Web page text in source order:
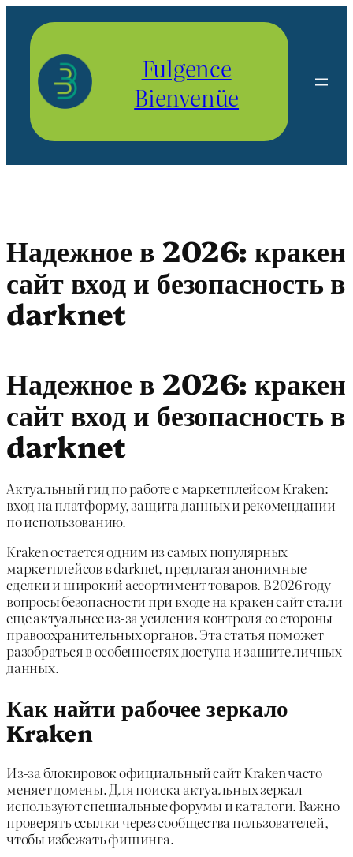
contenu
Fulgence
Bienvenüe
Надежное в 2026: кракен
сайт вход и безопасность в
darknet
Надежное в 2026: кракен
сайт вход и безопасность в
darknet
Актуальный гид по работе с маркетплейсом Kraken:
вход на платформу, защита данных и рекомендации
по использованию.
Kraken остается одним из самых популярных
маркетплейсов в darknet, предлагая анонимные
сделки и широкий ассортимент товаров. В 2026 году
вопросы безопасности при входе на кракен сайт стали
еще актуальнее из-за усиления контроля со стороны
правоохранительных органов. Эта статья поможет
разобраться в особенностях доступа и защите личных
данных.
Как найти рабочее зеркало
Kraken
Из-за блокировок официальный сайт Kraken часто
меняет домены. Для поиска актуальных зеркал
используют специальные форумы и каталоги. Важно
проверять ссылки через сообщества пользователей,
чтобы избежать фишинга.